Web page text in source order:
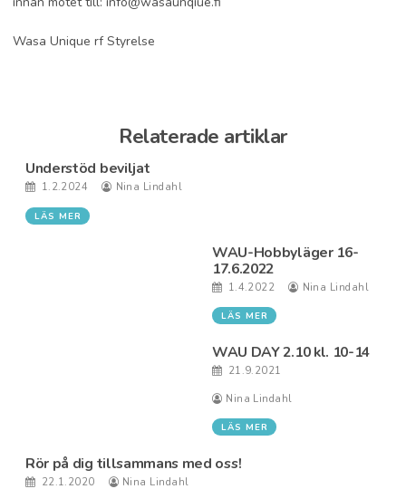
Wasa Unique rf Styrelse
Relaterade artiklar
Understöd beviljat
1.2.2024 Nina Lindahl
LÄS MER
WAU-Hobbyläger 16-
17.6.2022
1.4.2022 Nina Lindahl
LÄS MER
WAU DAY 2.10 kl. 10-14
21.9.2021
Nina Lindahl
LÄS MER
Rör på dig tillsammans med oss!
22.1.2020 Nina Lindahl